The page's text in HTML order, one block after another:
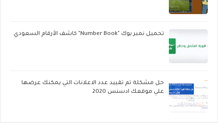
تحميل نمبر بوك "Number Book" كاشف الأرقام السعودي
حل مشكلة تم تقييد عدد الاعلانات التي يمكنك عرضها
علي موقعك ادسنس 2020